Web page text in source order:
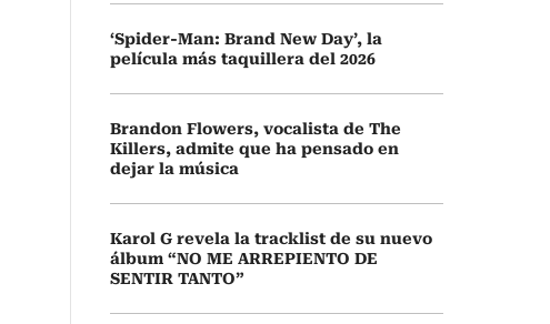
‘Spider-Man: Brand New Day’, la
película más taquillera del 2026
Brandon Flowers, vocalista de The
Killers, admite que ha pensado en
dejar la música
Karol G revela la tracklist de su nuevo
álbum “NO ME ARREPIENTO DE
SENTIR TANTO”